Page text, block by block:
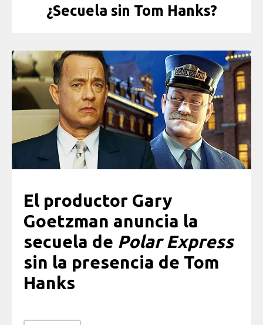
¿Secuela sin Tom Hanks?
El productor Gary
Goetzman anuncia la
secuela de Polar Express
sin la presencia de Tom
Hanks